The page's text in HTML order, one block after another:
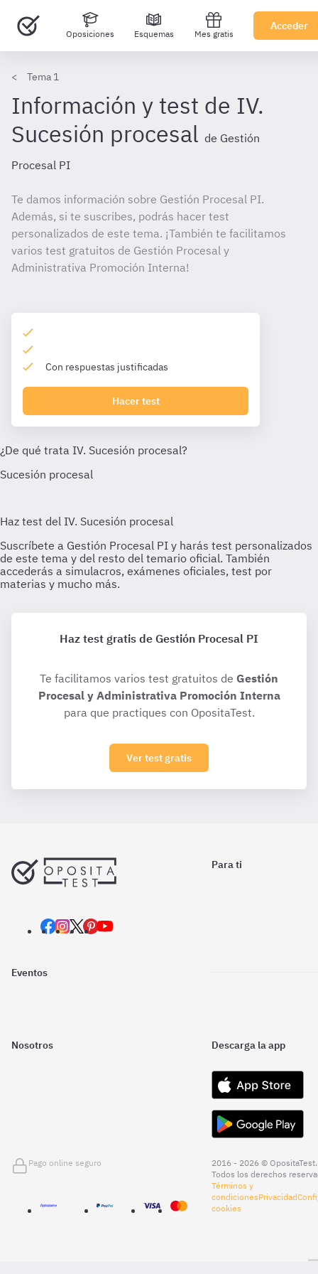
Oposiciones Esquemas Mes gratis
Acceder
Tema 1
Información y test de IV.
Sucesión procesal de Gestión
Procesal PI
Te damos información sobre Gestión Procesal PI.
Además, si te suscribes, podrás hacer test
personalizados de este tema. ¡También te facilitamos
varios test gratuitos de Gestión Procesal y
Administrativa Promoción Interna!
Con respuestas justificadas
Hacer test
Haz test gratis de Gestión Procesal PI
Te facilitamos varios test gratuitos de Gestión
Procesal y Administrativa Promoción Interna
para que practiques con OpositaTest.
Ver test gratis
Para ti
Eventos
Nosotros Descarga la app
Pago online seguro
2016 - 2026 © OpositaTest.
Todos los derechos
Términos y
condicionesPrivacidad
cookies